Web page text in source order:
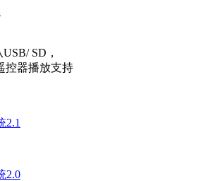
SD，
控器播放支持
2.1
2.0